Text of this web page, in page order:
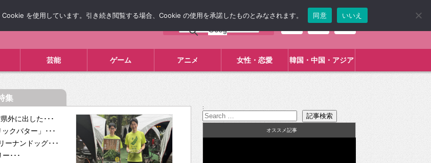
芸能 ゲーム アニメ 女性・恋愛 韓国・中国・アジア
集
外に出した･･･
クバター」･･･
ナンドッグ･･･
･･･
:
オススメ記事
を使用しています。引き続き閲覧する場合、Cookie の使用を承諾したものとみなされます。 同意 いいえ